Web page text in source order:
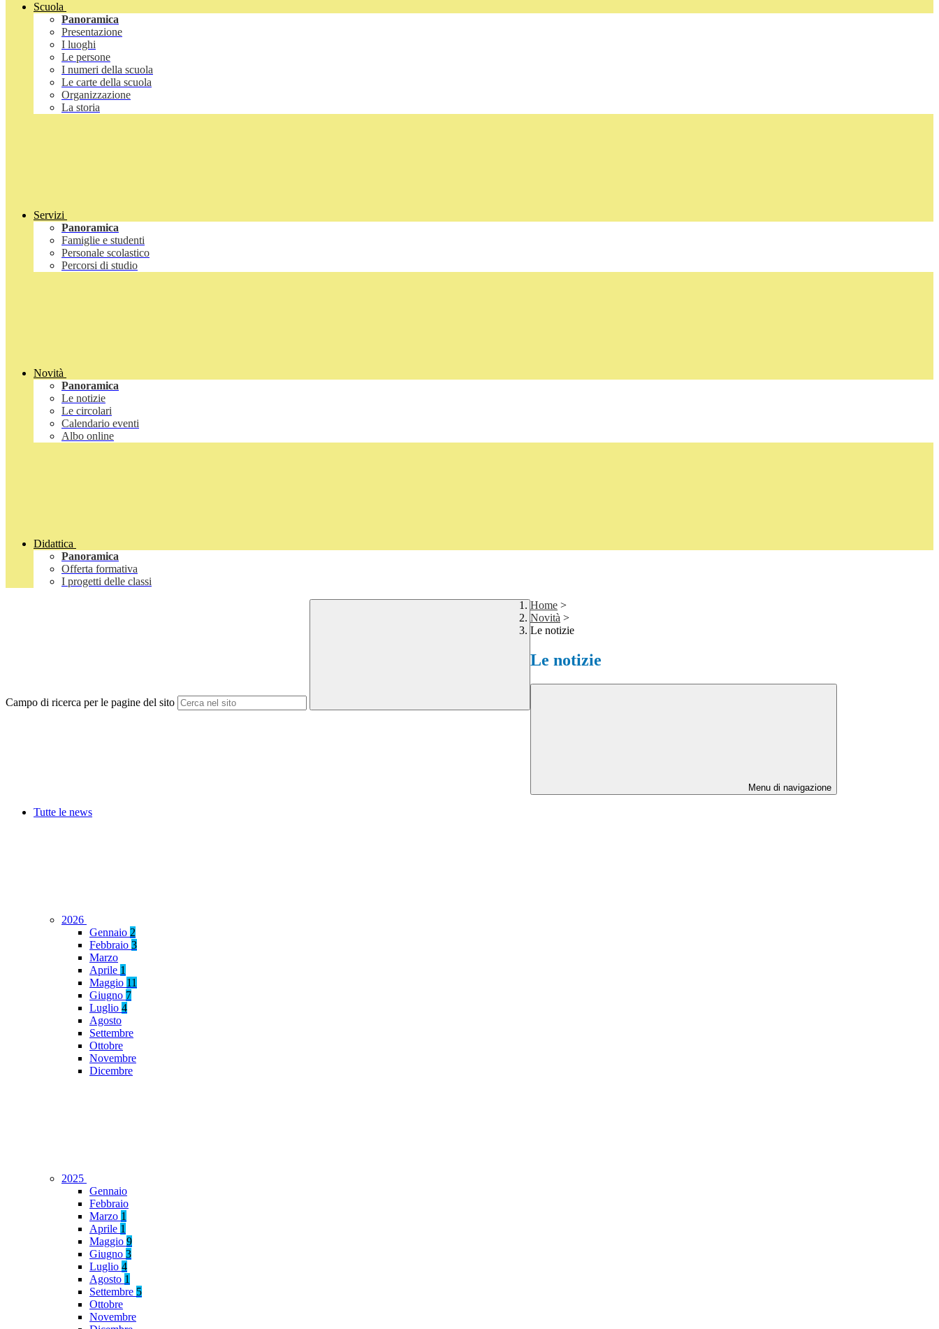
Scuola
Panoramica
Presentazione
I luoghi
Le persone
I numeri della scuola
Le carte della scuola
Organizzazione
La storia
Servizi
Panoramica
Famiglie e studenti
Personale scolastico
Percorsi di studio
Novità
Panoramica
Le notizie
Le circolari
Calendario eventi
Albo online
Didattica
Panoramica
Offerta formativa
I progetti delle classi
Campo di ricerca per le pagine del sito
Home >
Novità >
Le notizie
Le notizie
Menu di navigazione
Tutte le news
2026
Gennaio 2
Febbraio 3
Marzo
Aprile 1
Maggio 11
Giugno 7
Luglio 4
Agosto
Settembre
Ottobre
Novembre
Dicembre
2025
Gennaio
Febbraio
Marzo 1
Aprile 1
Maggio 9
Giugno 3
Luglio 4
Agosto 1
Settembre 5
Ottobre
Novembre